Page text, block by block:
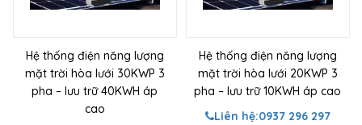
Hệ thống điện năng lượng
mặt trời hòa lưới 30KWP 3
pha – lưu trữ 40KWH áp
cao
Hệ thống điện năng lượng
mặt trời hòa lưới 20KWP 3
pha – lưu trữ 10KWH áp cao
Liên hệ:0937 296 297